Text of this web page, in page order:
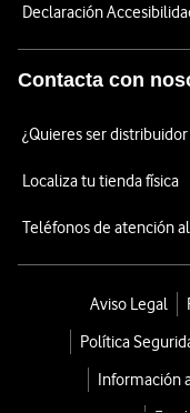
Declaración
Contacta con
¿Quieres ser
Localiza tu tienda física
Teléfonos de atención
Aviso Legal
Política
Información